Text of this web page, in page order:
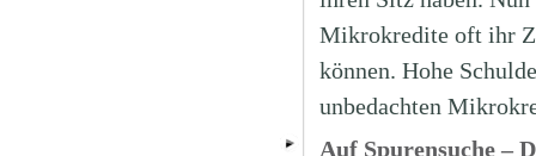
Mikrokredite oft ihr
können. Hohe
unbedachten
Auf Spurensuche –